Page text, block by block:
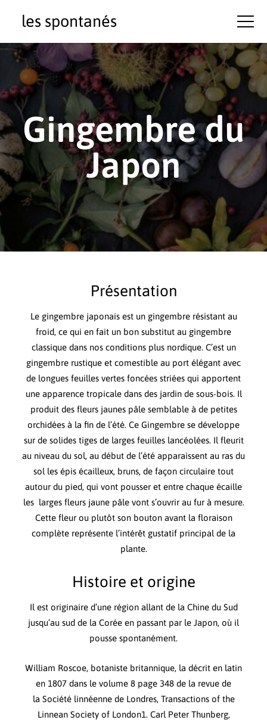
les spontanés
Gingembre du
Japon
Présentation
Le gingembre japonais est un gingembre résistant au
froid, ce qui en fait un bon substitut au gingembre
classique dans nos conditions plus nordique. C’est un
gingembre rustique et comestible au port élégant avec
de longues feuilles vertes foncées striées qui apportent
une apparence tropicale dans des jardin de sous-bois. Il
produit des fleurs jaunes pâle semblable à de petites
orchidées à la fin de l’été. Ce Gingembre se développe
sur de solides tiges de larges feuilles lancéolées. Il fleurit
au niveau du sol, au début de l’été apparaissent au ras du
sol les épis écailleux, bruns, de façon circulaire tout
autour du pied, qui vont pousser et entre chaque écaille
les larges fleurs jaune pâle vont s’ouvrir au fur à mesure.
Cette fleur ou plutôt son bouton avant la floraison
complète représente l’intérêt gustatif principal de la
plante.
Histoire et origine
Il est originaire d’une région allant de la Chine du Sud
jusqu’au sud de la Corée en passant par le Japon, où il
pousse spontanément.
William Roscoe, botaniste britannique, la décrit en latin
en 1807 dans le volume 8 page 348 de la revue de
la Société linnéenne de Londres, Transactions of the
Linnean Society of London1. Carl Peter Thunberg,